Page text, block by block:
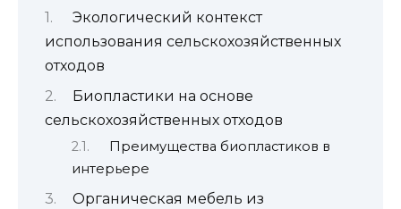
Экологический контекст
использования сельскохозяйственных
отходов
Биопластики на основе
сельскохозяйственных отходов
Преимущества биопластиков в
интерьере
Органическая мебель из